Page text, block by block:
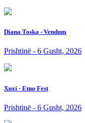
Diana Toska - Vendum
Prishtinë - 6 Gusht, 2026
Xuxi - Etno Fest
Prishtinë - 6 Gusht, 2026